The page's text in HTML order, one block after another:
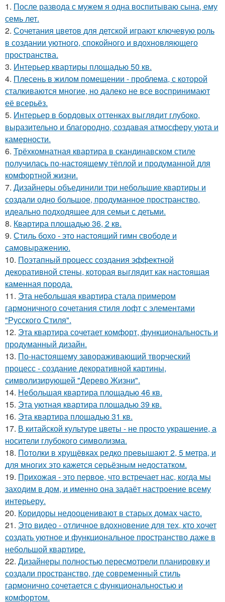
1. После развода с мужем я одна воспитываю сына, ему
семь лет.
2. Сочетания цветов для детской играют ключевую роль
в создании уютного, спокойного и вдохновляющего
пространства.
3. Интерьер квартиры площадью 50 кв.
4. Плесень в жилом помещении - проблема, с которой
сталкиваются многие, но далеко не все воспринимают
её всерьёз.
5. Интерьер в бордовых оттенках выглядит глубоко,
выразительно и благородно, создавая атмосферу уюта и
камерности.
6. Трёхкомнатная квартира в скандинавском стиле
получилась по-настоящему тёплой и продуманной для
комфортной жизни.
7. Дизайнеры объединили три небольшие квартиры и
создали одно большое, продуманное пространство,
идеально подходящее для семьи с детьми.
8. Квартира площадью 36, 2 кв.
9. Стиль бохо - это настоящий гимн свободе и
самовыражению.
10. Поэтапный процесс создания эффектной
декоративной стены, которая выглядит как настоящая
каменная порода.
11. Эта небольшая квартира стала примером
гармоничного сочетания стиля лофт с элементами
"Русского Стиля".
12. Эта квартира сочетает комфорт, функциональность и
продуманный дизайн.
13. По-настоящему завораживающий творческий
процесс - создание декоративной картины,
символизирующей "Дерево Жизни".
14. Небольшая квартира площадью 46 кв.
15. Эта уютная квартира площадью 39 кв.
16. Эта квартира площадью 31 кв.
17. В китайской культуре цветы - не просто украшение, а
носители глубокого символизма.
18. Потолки в хрущёвках редко превышают 2, 5 метра, и
для многих это кажется серьёзным недостатком.
19. Прихожая - это первое, что встречает нас, когда мы
заходим в дом, и именно она задаёт настроение всему
интерьеру.
20. Коридоры недооценивают в старых домах часто.
21. Это видео - отличное вдохновение для тех, кто хочет
создать уютное и функциональное пространство даже в
небольшой квартире.
22. Дизайнеры полностью пересмотрели планировку и
создали пространство, где современный стиль
гармонично сочетается с функциональностью и
комфортом.